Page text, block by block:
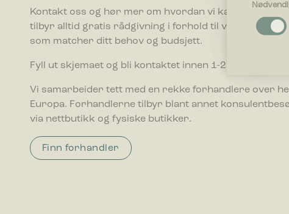
Nødvendig
Nødvendige
Egenskaper
oppfører seg
Kontakt oss og hør mer om hvordan vi kan hjelpe din
tilbyr alltid gratis rådgivning i forhold til valg av
som matcher ditt behov og budsjett.
Fyll ut skjemaet og bli kontaktet innen 1-2 ukedager.
Vi samarbeider tett med en rekke forhandlere over
Europa. Forhandlerne tilbyr blant annet
via nettbutikk og fysiske butikker.
Finn forhandler